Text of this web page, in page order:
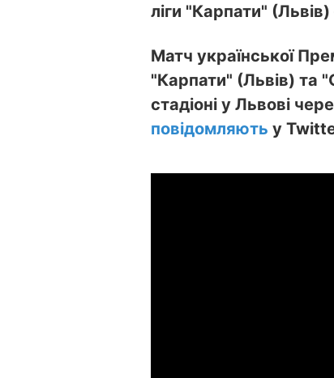
ліги "Карпати"
Матч української
"Карпати" (Львів) та
стадіоні у Львові
повідомляють у